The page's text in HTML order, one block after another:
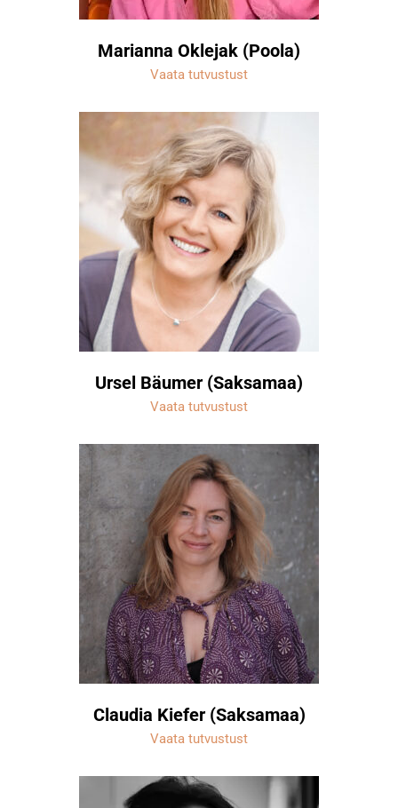
Marianna Oklejak (Poola)
Vaata tutvustust
Ursel Bäumer (Saksamaa)
Vaata tutvustust
Claudia Kiefer (Saksamaa)
Vaata tutvustust